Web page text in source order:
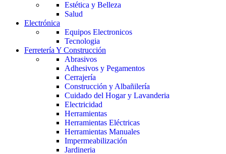
Estética y Belleza
Salud
Electrónica
Equipos Electronicos
Tecnologia
Ferretería Y Construcción
Abrasivos
Adhesivos y Pegamentos
Cerrajería
Construcción y Albañilería
Cuidado del Hogar y Lavanderia
Electricidad
Herramientas
Herramientas Eléctricas
Herramientas Manuales
Impermeabilización
Jardineria